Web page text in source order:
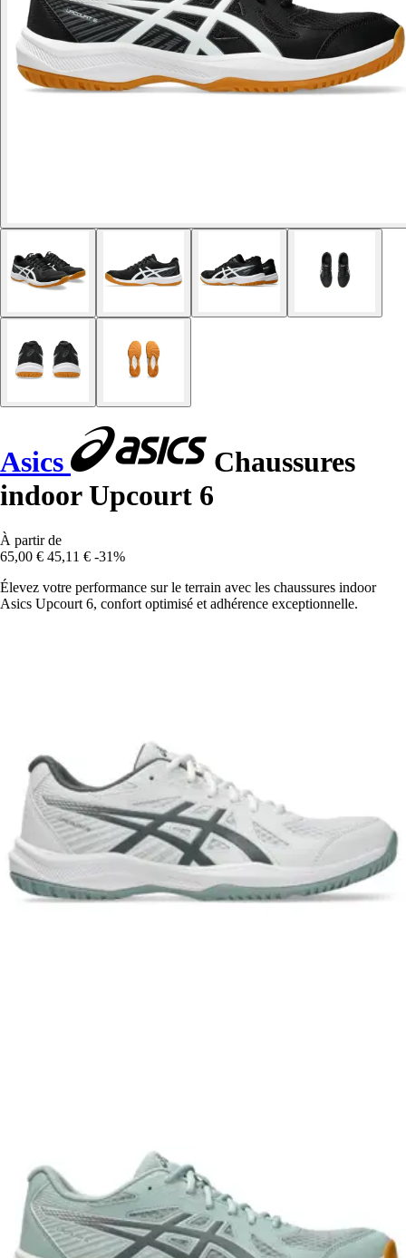
Asics
Chaussures
indoor Upcourt 6
À partir de
65,00 € 45,11 € -31%
Élevez votre performance sur le terrain avec les chaussures indoor
Asics Upcourt 6, confort optimisé et adhérence exceptionnelle.